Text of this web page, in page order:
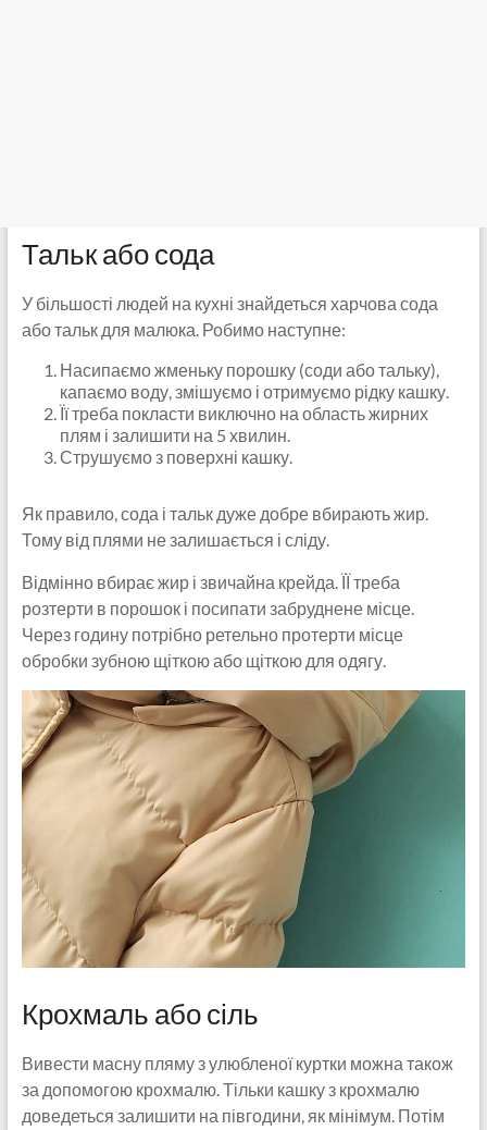
Тальк або сода
У більшості людей на кухні знайдеться харчова сода
або тальк для малюка. Робимо наступне:
Насипаємо жменьку порошку (соди або тальку),
капаємо воду, змішуємо і отримуємо рідку кашку.
Її треба покласти виключно на область жирних
плям і залишити на 5 хвилин.
Струшуємо з поверхні кашку.
Як правило, сода і тальк дуже добре вбирають жир.
Тому від плями не залишається і сліду.
Відмінно вбирає жир і звичайна крейда. ЇЇ треба
розтерти в порошок і посипати забруднене місце.
Через годину потрібно ретельно протерти місце
обробки зубною щіткою або щіткою для одягу.
Крохмаль або сіль
Вивести масну пляму з улюбленої куртки можна також
за допомогою крохмалю. Тільки кашку з крохмалю
доведеться залишити на півгодини, як мінімум. Потім